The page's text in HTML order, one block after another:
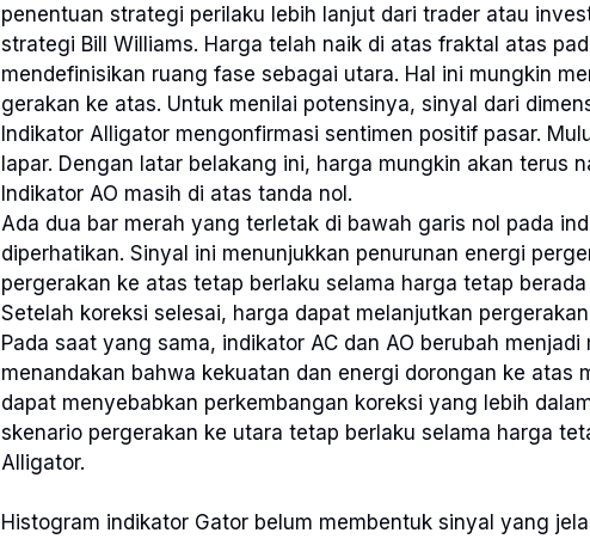
penentuan strategi perilaku lebih lanjut dari trader atau
strategi Bill Williams. Harga telah naik di atas fraktal atas
mendefinisikan ruang fase sebagai utara. Hal ini mungkin
gerakan ke atas. Untuk menilai potensinya, sinyal dari
Indikator Alligator mengonfirmasi sentimen positif pasar.
lapar. Dengan latar belakang ini, harga mungkin akan terus
Indikator AO masih di atas tanda nol.
Ada dua bar merah yang terletak di bawah garis nol pada
diperhatikan. Sinyal ini menunjukkan penurunan energi
pergerakan ke atas tetap berlaku selama harga tetap
Setelah koreksi selesai, harga dapat melanjutkan
Pada saat yang sama, indikator AC dan AO berubah menjadi
menandakan bahwa kekuatan dan energi dorongan ke atas
dapat menyebabkan perkembangan koreksi yang lebih
skenario pergerakan ke utara tetap berlaku selama harga
Alligator.
Histogram indikator Gator belum membentuk sinyal yang